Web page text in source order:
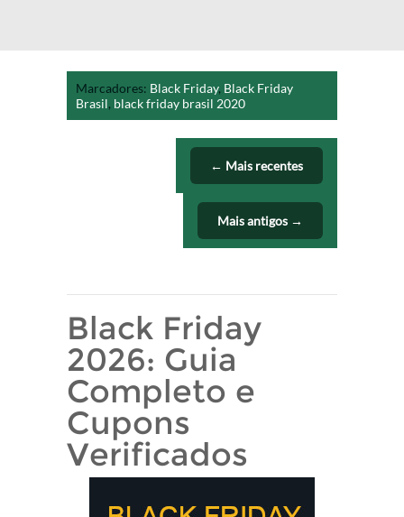
Marcadores: Black Friday, Black Friday
Brasil, black friday brasil 2020
← Mais recentes
Mais antigos →
Black Friday
2026: Guia
Completo e
Cupons
Verificados